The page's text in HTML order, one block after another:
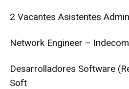
2 Vacantes Asistentes
Network Engineer –
Desarrolladores Software
Soft